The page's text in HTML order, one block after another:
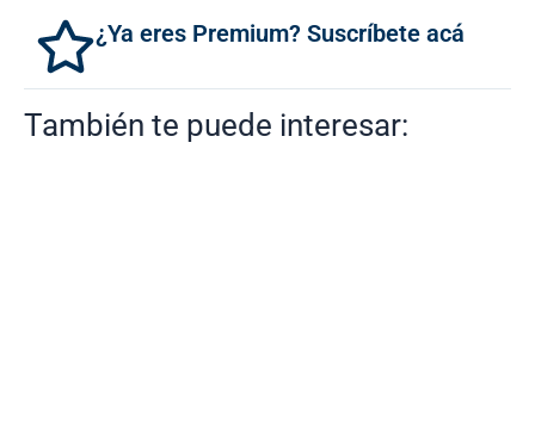
¿Ya eres Premium? Suscríbete acá
También te puede interesar: